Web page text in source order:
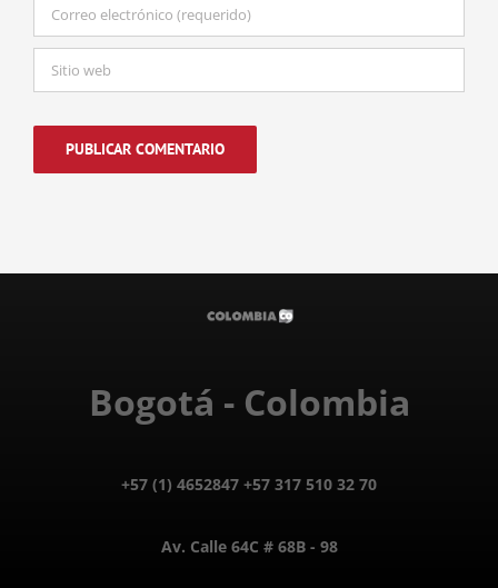
Bogotá - Colombia
+57 (1) 4652847 +57 317 510 32 70
Av. Calle 64C # 68B - 98